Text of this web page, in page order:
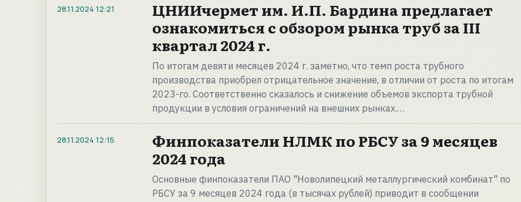
28.11.2024 12:21
ЦНИИчермет им. И.П. Бардина предлагает
ознакомиться с обзором рынка труб за III
квартал 2024 г.
По итогам девяти месяцев 2024 г. заметно, что темп роста трубного
производства приобрел отрицательное значение, в отличии от роста по итогам
2023-го. Соответственно сказалось и снижение объемов экспорта трубной
продукции в условия ограничений на внешних рынках.…
28.11.2024 12:15
Финпоказатели НЛМК по РБСУ за 9 месяцев
2024 года
Основные финпоказатели ПАО "Новолипецкий металлургический комбинат" по
РБСУ за 9 месяцев 2024 года (в тысячах рублей) приводит в сообщении